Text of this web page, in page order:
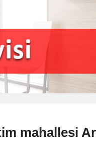
mahallesi